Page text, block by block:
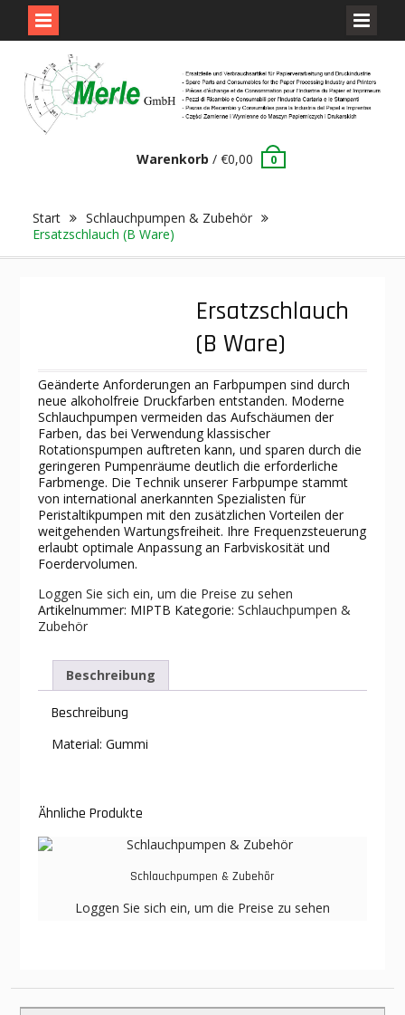
content
Warenkorb / €0,00 0
Start
Schlauchpumpen & Zubehör
Ersatzschlauch (B Ware)
Ersatzschlauch
(B Ware)
Geänderte Anforderungen an Farbpumpen sind durch
neue alkoholfreie Druckfarben entstanden. Moderne
Schlauchpumpen vermeiden das Aufschäumen der
Farben, das bei Verwendung klassischer
Rotationspumpen auftreten kann, und sparen durch die
geringeren Pumpenräume deutlich die erforderliche
Farbmenge. Die Technik unserer Farbpumpe stammt
von international anerkannten Spezialisten für
Peristaltikpumpen mit den zusätzlichen Vorteilen der
weitgehenden Wartungsfreiheit. Ihre Frequenzsteuerung
erlaubt optimale Anpassung an Farbviskosität und
Foerdervolumen.
Loggen Sie sich ein, um die Preise zu sehen
Artikelnummer: MIPTB Kategorie: Schlauchpumpen &
Zubehör
Beschreibung
Beschreibung
Material: Gummi
Ähnliche Produkte
Schlauchpumpen & Zubehör
Loggen Sie sich ein, um die Preise zu sehen